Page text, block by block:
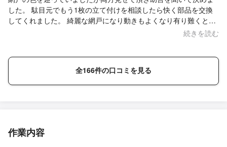
した。 駄目元でもう1枚の立て付けを相談したら快く部品を交換
してくれました。 綺麗な網戸になり動きもよくなり有り難くとて
続きを読む
全166件の口コミを見る
作業内容